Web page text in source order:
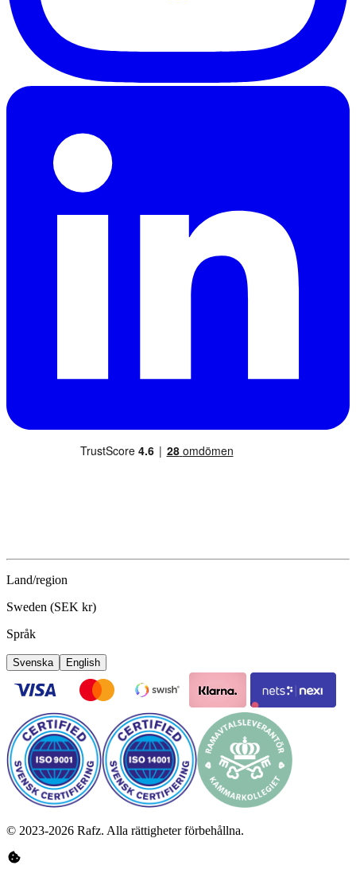
Land/region
Sweden (SEK kr)
Språk
Svenska English
© 2023-2026 Rafz. Alla rättigheter förbehållna.